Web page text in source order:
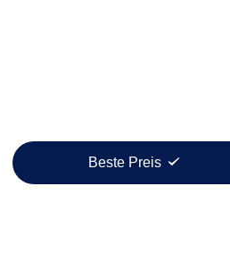
Beste Preis